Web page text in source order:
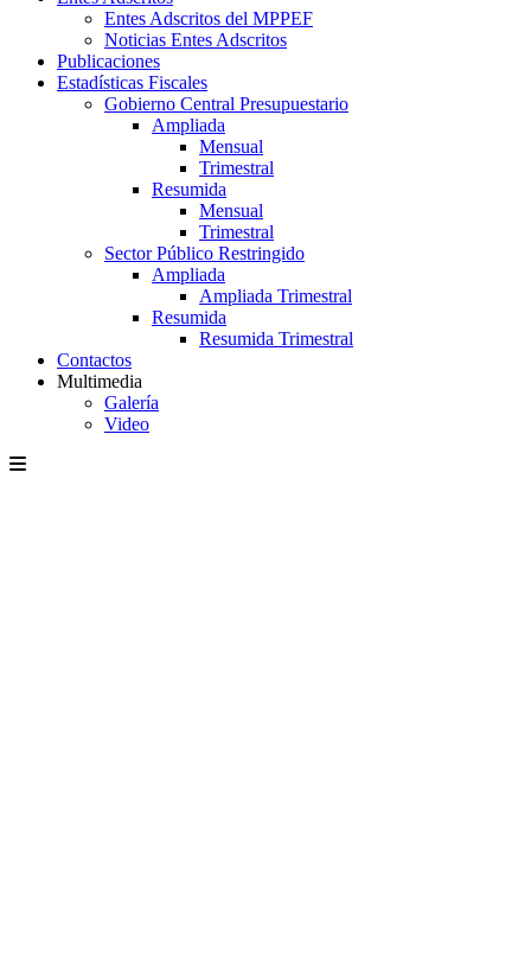
Entes Adscritos del MPPEF
Noticias Entes Adscritos
Publicaciones
Estadísticas Fiscales
Gobierno Central Presupuestario
Ampliada
Mensual
Trimestral
Resumida
Mensual
Trimestral
Sector Público Restringido
Ampliada
Ampliada Trimestral
Resumida
Resumida Trimestral
Contactos
Multimedia
Galería
Video